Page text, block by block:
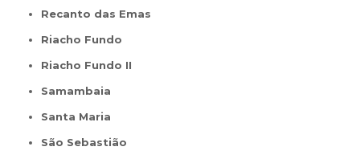
Recanto das Emas
Riacho Fundo
Riacho Fundo II
Samambaia
Santa Maria
São Sebastião